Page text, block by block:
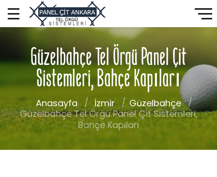
Güzelbahçe Tel Örgü Panel Çit
Sistemleri, Bahçe Kapıları
Anasayfa İzmir
Güzelbahçe
Güzelbahçe Tel Örgü Panel Çit Sistemleri,
Bahçe Kapıları